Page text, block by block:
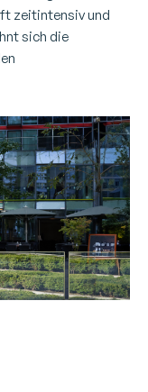
zeitintensiv und
sich die